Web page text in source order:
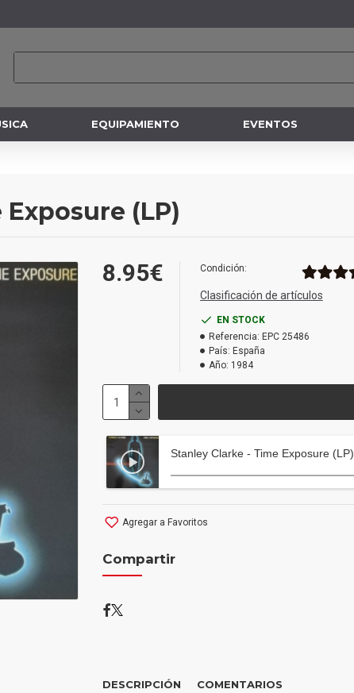
EQUIPAMIENTO EVENTOS
(LP)
8.95€ Condición:
Clasificación de artículos
EN STOCK
Referencia: EPC 25486
País: España
Año: 1984
Stanley Clarke - Time Exposure (LP)
Agregar a Favoritos
Compartir
DESCRIPCIÓN COMENTARIOS